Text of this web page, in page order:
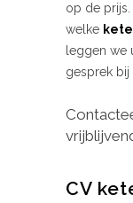
op de
welke
leggen we
gesprek bij
CV